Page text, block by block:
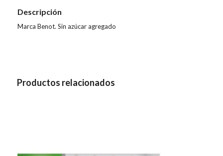
Descripción
Marca Benot. Sin azúcar agregado
Productos relacionados